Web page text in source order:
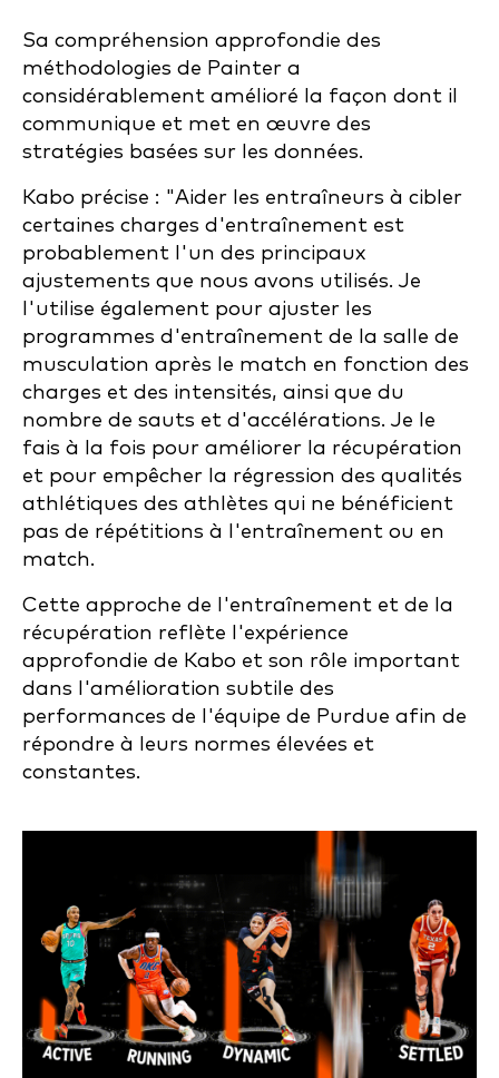
Sa compréhension approfondie des
méthodologies de Painter a
considérablement amélioré la façon dont il
communique et met en œuvre des
stratégies basées sur les données.
Kabo précise : "Aider les entraîneurs à cibler
certaines charges d'entraînement est
probablement l'un des principaux
ajustements que nous avons utilisés. Je
l'utilise également pour ajuster les
programmes d'entraînement de la salle de
musculation après le match en fonction des
charges et des intensités, ainsi que du
nombre de sauts et d'accélérations. Je le
fais à la fois pour améliorer la récupération
et pour empêcher la régression des qualités
athlétiques des athlètes qui ne bénéficient
pas de répétitions à l'entraînement ou en
match.
Cette approche de l'entraînement et de la
récupération reflète l'expérience
approfondie de Kabo et son rôle important
dans l'amélioration subtile des
performances de l'équipe de Purdue afin de
répondre à leurs normes élevées et
constantes.